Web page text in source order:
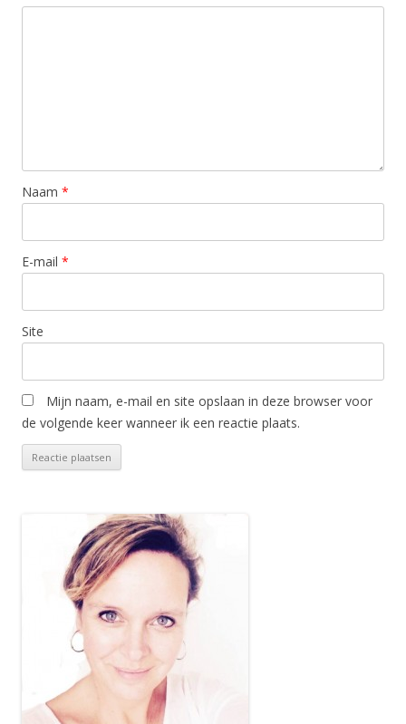
Naam *
E-mail *
Site
Mijn naam, e-mail en site opslaan in deze browser voor
de volgende keer wanneer ik een reactie plaats.